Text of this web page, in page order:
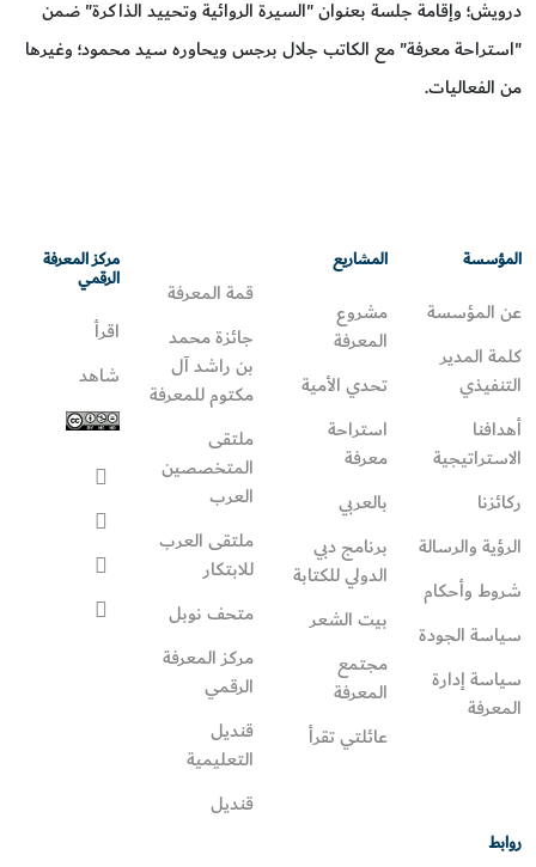
درويش؛ وإقامة جلسة بعنوان "السيرة الروائية وتحييد الذاكرة" ضمن
"استراحة معرفة" مع الكاتب جلال برجس ويحاوره سيد محمود؛ وغيرها
من الفعاليات.
المؤسسة
عن المؤسسة
كلمة المدير
التنفيذي
أهدافنا
الاستراتيجية
ركائزنا
الرؤية والرسالة
شروط وأحكام
سياسة الجودة
سياسة إدارة
المعرفة
المشاريع
مشروع
المعرفة
تحدي الأمية
استراحة
معرفة
بالعربي
برنامج دبي
الدولي للكتابة
بيت الشعر
مجتمع
المعرفة
عائلتي تقرأ‎
قمة المعرفة
جائزة محمد
بن راشد آل
مكتوم للمعرفة
ملتقى
المتخصصين
العرب
ملتقى العرب
للابتكار
متحف نوبل
مركز المعرفة
الرقمي
قنديل
التعليمية
قنديل
مركز المعرفة
الرقمي
اقرأ
شاهد
روابط